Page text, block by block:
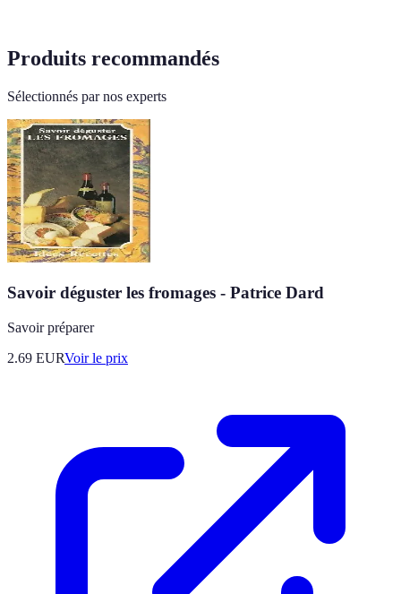
Produits recommandés
Sélectionnés par nos experts
Savoir déguster les fromages - Patrice Dard
Savoir préparer
2.69 EURVoir le prix